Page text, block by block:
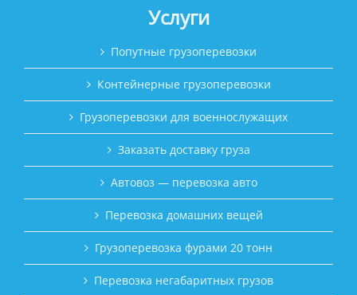
Услуги
Попутные грузоперевозки
Контейнерные грузоперевозки
Грузоперевозки для военнослужащих
Заказать доставку груза
Автовоз — перевозка авто
Перевозка домашних вещей
Грузоперевозка фурами 20 тонн
Перевозка негабаритных грузов